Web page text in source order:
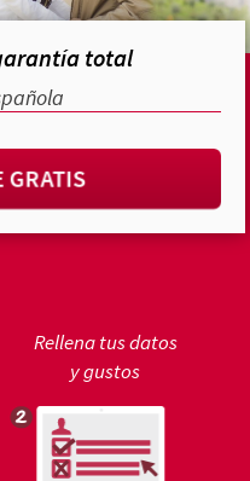
total
GRATIS
Rellena tus datos
y gustos